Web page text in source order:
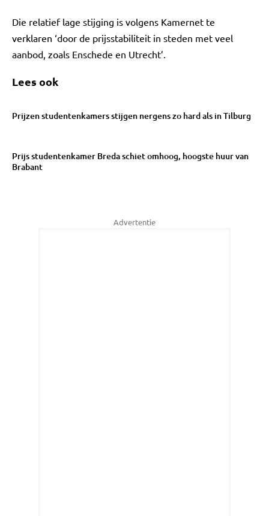
Die relatief lage stijging is volgens Kamernet te
verklaren ‘door de prijsstabiliteit in steden met veel
aanbod, zoals Enschede en Utrecht’.
Lees ook
Prijzen studentenkamers stijgen nergens zo hard als in Tilburg
Prijs studentenkamer Breda schiet omhoog, hoogste huur van
Brabant
Advertentie